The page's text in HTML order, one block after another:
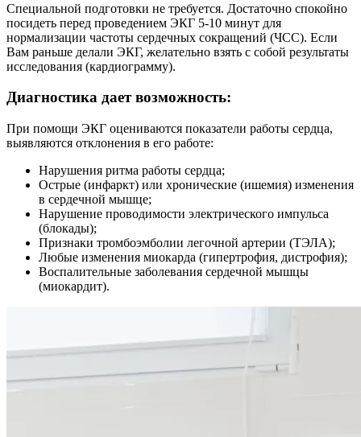
Специальной подготовки не требуется. Достаточно спокойно
посидеть перед проведением ЭКГ 5-10 минут для
нормализации частоты сердечных сокращений (ЧСС). Если
Вам раньше делали ЭКГ, желательно взять с собой результаты
исследования (кардиограмму).
Диагностика дает возможность:
При помощи ЭКГ оцениваются показатели работы сердца,
выявляются отклонения в его работе:
Нарушения ритма работы сердца;
Острые (инфаркт) или хронические (ишемия) изменения
в сердечной мышце;
Нарушение проводимости электрического импульса
(блокады);
Признаки тромбоэмболии легочной артерии (ТЭЛА);
Любые изменения миокарда (гипертрофия, дистрофия);
Воспалительные заболевания сердечной мышцы
(миокардит).